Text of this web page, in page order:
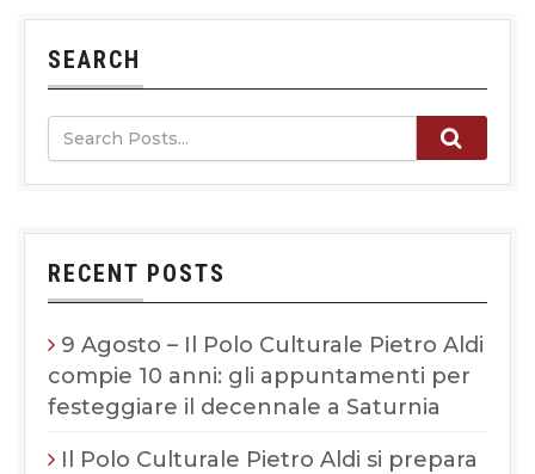
SEARCH
RECENT POSTS
9 Agosto – Il Polo Culturale Pietro Aldi
compie 10 anni: gli appuntamenti per
festeggiare il decennale a Saturnia
Il Polo Culturale Pietro Aldi si prepara